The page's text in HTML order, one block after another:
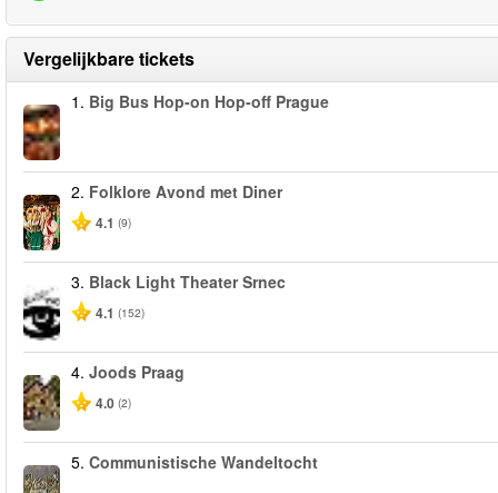
Vergelijkbare tickets
1. Big Bus Hop-on Hop-off Prague
2. Folklore Avond met Diner
4.1 (9)
3. Black Light Theater Srnec
4.1 (152)
4. Joods Praag
4.0 (2)
5. Communistische Wandeltocht